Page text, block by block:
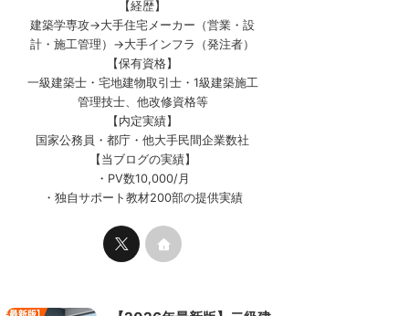
【経歴】
建築学専攻→大手住宅メーカー（営業・設
計・施工管理）→大手インフラ（発注者）
【保有資格】
一級建築士・宅地建物取引士・1級建築施工
管理技士、他改修資格等
【内定実績】
国家公務員・都庁・他大手民間企業数社
【当ブログの実績】
・PV数10,000/月
・独自サポート教材200部の提供実績